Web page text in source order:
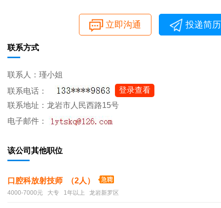
立即沟通 投递简历
联系方式
联系人：瑾小姐
联系电话：
登录查看
联系地址：龙岩市人民西路15号
电子邮件：
该公司其他职位
口腔科放射技师 （2人）
4000-7000元 大专 1年以上 龙岩新罗区